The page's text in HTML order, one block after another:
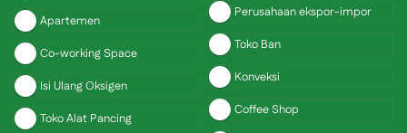
Apartemen
Co-working Space
Isi Ulang Oksigen
Toko Alat Pancing
Perusahaan ekspor-impor
Toko Ban
Konveksi
Coffee Shop